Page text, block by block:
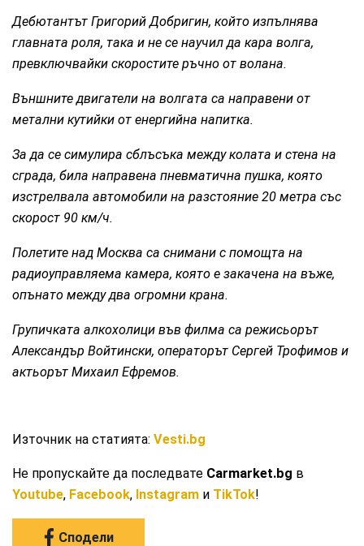
Дебютантът Григорий Добригин, който изпълнява
главната роля, така и не се научил да кара волга,
превключвайки скоростите ръчно от волана.
Външните двигатели на волгата са направени от
метални кутийки от енергийна напитка.
За да се симулира сблъсъка между колата и стена на
сграда, била направена пневматична пушка, която
изстрелвала автомобили на разстояние 20 метра със
скорост 90 км/ч.
Полетите над Москва са снимани с помощта на
радиоуправляема камера, която е закачена на въже,
опънато между два огромни крана.
Групичката алкохолици във филма са режисьорът
Александър Войтински, операторът Сергей Трофимов и
актьорът Михаил Ефремов.
Източник на статията:Vesti.bg
Не пропускайте да последвате Carmarket.bg в
Youtube, Facebook, Instagram и TikTok!
Сподели